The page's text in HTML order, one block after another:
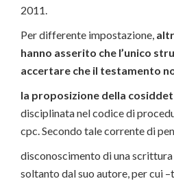
2011.
Per differente impostazione,
hanno asserito che l’unico
accertare che il testamento
la proposizione della
disciplinata nel codice di
cpc. Secondo tale corrente di
disconoscimento di una
soltanto dal suo autore, per cui